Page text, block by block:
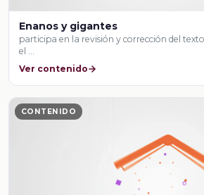
Enanos y gigantes
participa en la revisión y corrección del
el …
Ver contenido
CONTENIDO